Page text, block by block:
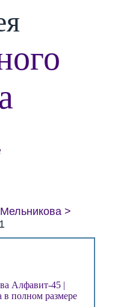
полном размере